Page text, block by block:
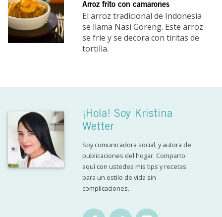
Arroz frito con camarones
El arroz tradicional de Indonesia
se llama Nasi Goreng. Este arroz
se fríe y se decora con tiritas de
tortilla.
¡Hola! Soy Kristina
Wetter
Soy comunicadora social, y autora de
publicaciones del hogar. Comparto
aquí con ustedes mis tips y recetas
para un estilo de vida sin
complicaciones.